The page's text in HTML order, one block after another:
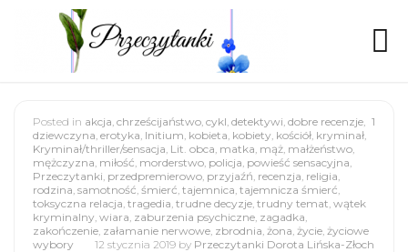
1
Posted in akcja, chrześcijaństwo, cykl, detektywi, dobre recenzje,
dziewczyna, erotyka, Initium, kobieta, kobiety, kościół, kryminał,
Kryminał/thriller/sensacja, Lit. obca, matka, mąż, małżeństwo,
mężczyzna, miłość, morderstwo, policja, powieść sensacyjna,
Przeczytanki, przedpremierowo, przyjaźń, recenzja, religia,
rodzina, samotność, śmierć, tajemnica, tajemnicza śmierć,
toksyczna relacja, tragedia, trudne decyzje, trudny temat, wątek
kryminalny, wiara, zaburzenia psychiczne, zagadka,
zakończenie, załamanie nerwowe, zbrodnia, żona, życie, życiowe
wybory
12 stycznia 2019 by Przeczytanki Dorota Lińska-Złoch